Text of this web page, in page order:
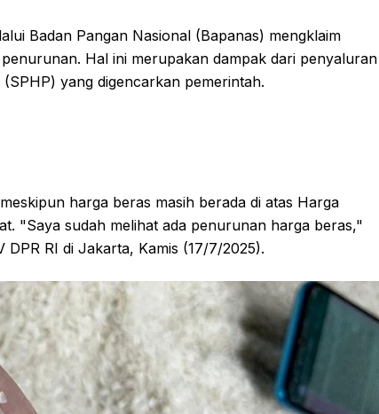
Badan Pangan Nasional (Bapanas) mengklaim
Hal ini merupakan dampak dari penyaluran
yang digencarkan pemerintah.
harga beras masih berada di atas Harga
"Saya sudah melihat ada penurunan harga beras,"
DPR RI di Jakarta, Kamis (17/7/2025).